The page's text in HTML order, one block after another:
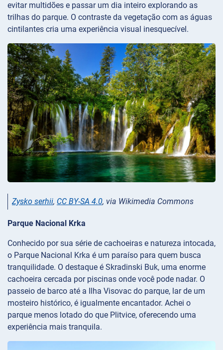
evitar multidões e passar um dia inteiro explorando as
trilhas do parque. O contraste da vegetação com as águas
cintilantes cria uma experiência visual inesquecível.
Zysko serhii, CC BY-SA 4.0, via Wikimedia Commons
Parque Nacional Krka
Conhecido por sua série de cachoeiras e natureza intocada,
o Parque Nacional Krka é um paraíso para quem busca
tranquilidade. O destaque é Skradinski Buk, uma enorme
cachoeira cercada por piscinas onde você pode nadar. O
passeio de barco até a Ilha Visovac do parque, lar de um
mosteiro histórico, é igualmente encantador. Achei o
parque menos lotado do que Plitvice, oferecendo uma
experiência mais tranquila.